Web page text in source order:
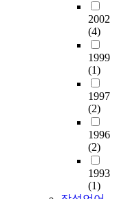
2002
(4)
1999
(1)
1997
(2)
1996
(2)
1993
(1)